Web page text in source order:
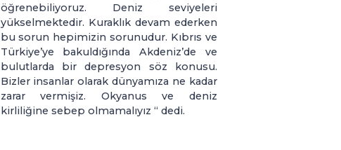
öğrenebiliyoruz. Deniz seviyeleri
yükselmektedir. Kuraklık devam ederken
bu sorun hepimizin sorunudur. Kıbrıs ve
Türkiye’ye bakuldığında Akdeniz’de ve
bulutlarda bir depresyon söz konusu.
Bizler insanlar olarak dünyamıza ne kadar
zarar vermişiz. Okyanus ve deniz
kirliliğine sebep olmamalıyız “ dedi.